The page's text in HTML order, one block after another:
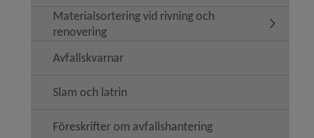
Materialsortering vid rivning och
renovering
Avfallskvarnar
Slam och latrin
Föreskrifter om avfallshantering